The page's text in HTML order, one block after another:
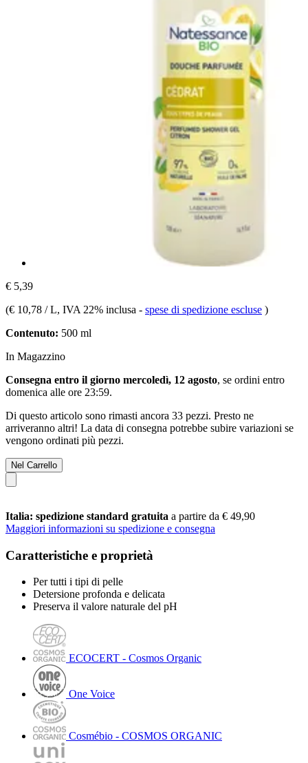
€ 5,39
(€ 10,78 / L, IVA 22% inclusa - spese di spedizione escluse )
Contenuto: 500 ml
In Magazzino
Consegna entro il giorno mercoledì, 12 agosto, se ordini entro
domenica alle ore 23:59.
Di questo articolo sono rimasti ancora 33 pezzi. Presto ne
arriveranno altri! La data di consegna potrebbe subire variazioni se
vengono ordinati più pezzi.
Nel Carrello
Italia: spedizione standard gratuita a partire da € 49,90
Maggiori informazioni su spedizione e consegna
Caratteristiche e proprietà
Per tutti i tipi di pelle
Detersione profonda e delicata
Preserva il valore naturale del pH
ECOCERT - Cosmos Organic
One Voice
Cosmébio - COSMOS ORGANIC